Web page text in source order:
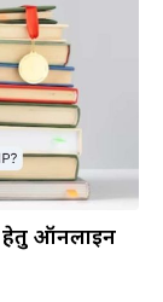
हेतु ऑनलाइन